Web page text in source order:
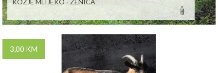
KOZJE MLIJEKO - ZENICA
3,00 KM